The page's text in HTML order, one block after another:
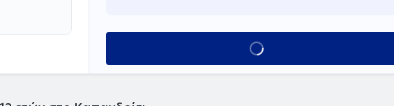
της
Κλείσε ραντεβού